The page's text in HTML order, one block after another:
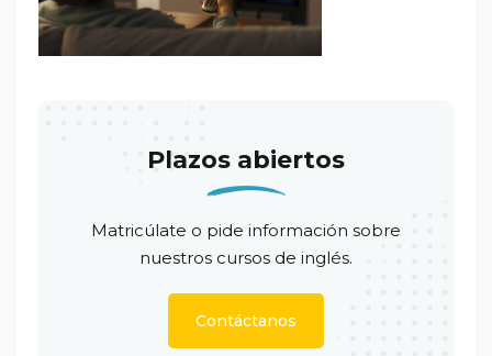
Plazos abiertos
Matricúlate o pide información sobre
nuestros cursos de inglés.
Contáctanos